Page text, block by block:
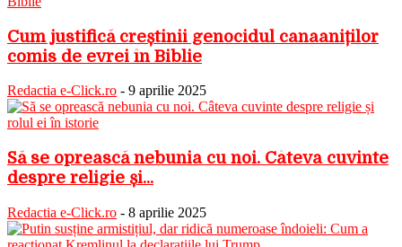
Cum justifică creștinii genocidul canaaniților
comis de evrei în Biblie
Redactia e-Click.ro - 9 aprilie 2025
Să se oprească nebunia cu noi. Câteva cuvinte
despre religie și...
Redactia e-Click.ro - 8 aprilie 2025